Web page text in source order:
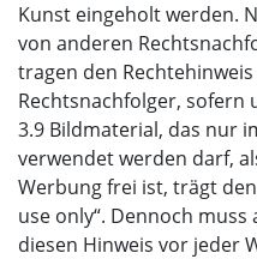
Kunst eingeholt werden.
von anderen
tragen den
Rechtsnachfolger, sofern
3.9 Bildmaterial, das nur
verwendet werden darf,
Werbung frei ist, trägt
use only“. Dennoch
diesen Hinweis vor jeder